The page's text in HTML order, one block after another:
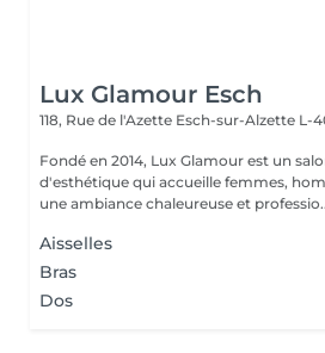
Lux Glamour Esch
118, Rue de l'Azette Esch-sur-Alzette L-
Fondé en 2014, Lux Glamour est un
d'esthétique qui accueille femmes,
une ambiance chaleureuse et
Aisselles
Bras
Dos